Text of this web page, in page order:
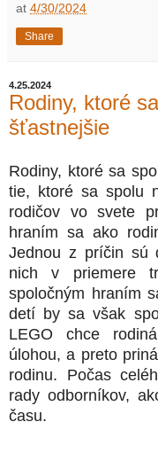
at 4/30/2024
Share
4.25.2024
Rodiny, ktoré
šťastnejšie
Rodiny, ktoré sa
tie, ktoré sa spolu
rodičov vo svete
hraním sa ako
Jednou z príčin sú
nich v priemere
spoločným hraním
detí by sa však
LEGO chce
úlohou, a preto
rodinu. Počas
rady odborníkov,
času.